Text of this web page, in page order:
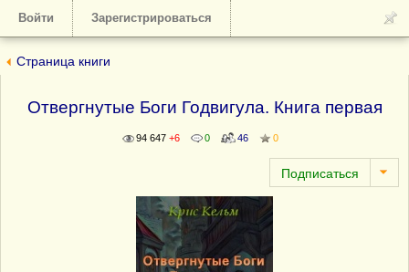
Войти Зарегистрироваться
Страница книги
Отвергнутые Боги Годвигула. Книга первая
94 647 +6 0 46 0